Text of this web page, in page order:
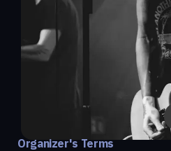
Organizer's Terms